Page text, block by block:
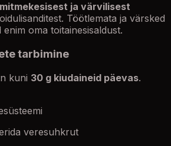
mitmekesisest ja värvilisest
Töötlemata ja värsked
enim oma toitainesisaldust.
tarbimine
kuni 30 g kiudaineid päevas.
veresuhkrut